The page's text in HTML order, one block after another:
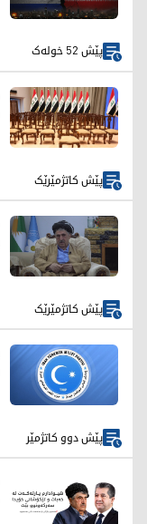
پێش 52 خولەک
پێش کاتژمێرێک
پێش کاتژمێرێک
پێش دوو کاتژمێر